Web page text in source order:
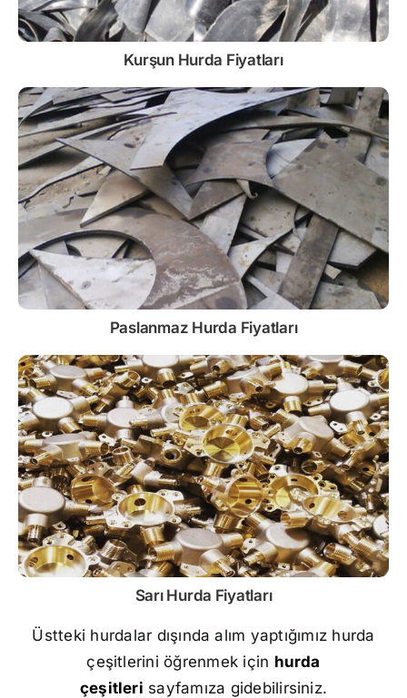
Kurşun Hurda Fiyatları
Paslanmaz Hurda Fiyatları
Sarı Hurda Fiyatları
Üstteki hurdalar dışında alım yaptığımız hurda
çeşitlerini öğrenmek için hurda
çeşitleri sayfamıza gidebilirsiniz.